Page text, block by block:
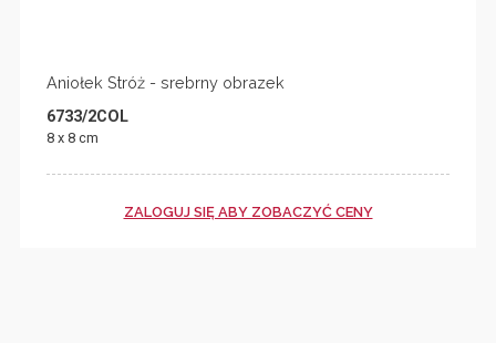
Aniołek Stróż - srebrny obrazek
6733/2COL
8 x 8 cm
ZALOGUJ SIĘ ABY ZOBACZYĆ CENY